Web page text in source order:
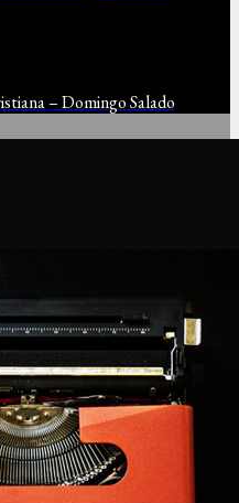
– Domingo Salado